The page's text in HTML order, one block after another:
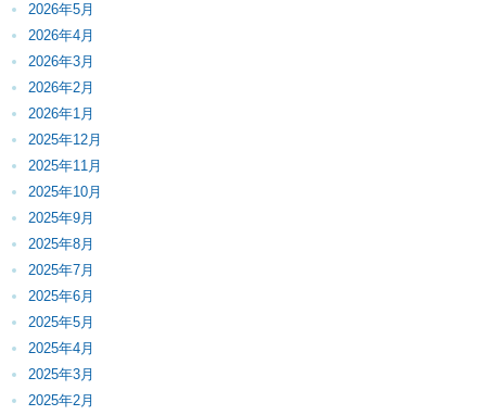
2026年5月
2026年4月
2026年3月
2026年2月
2026年1月
2025年12月
2025年11月
2025年10月
2025年9月
2025年8月
2025年7月
2025年6月
2025年5月
2025年4月
2025年3月
2025年2月